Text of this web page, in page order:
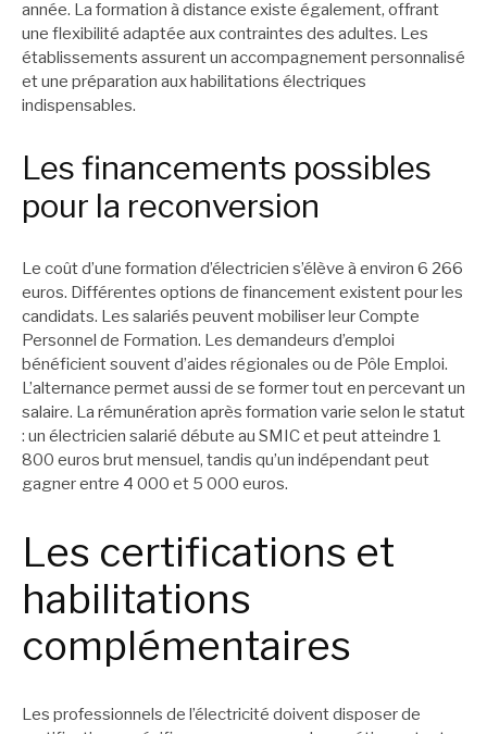
année. La formation à distance existe également, offrant
une flexibilité adaptée aux contraintes des adultes. Les
établissements assurent un accompagnement personnalisé
et une préparation aux habilitations électriques
indispensables.
Les financements possibles
pour la reconversion
Le coût d’une formation d’électricien s’élève à environ 6 266
euros. Différentes options de financement existent pour les
candidats. Les salariés peuvent mobiliser leur Compte
Personnel de Formation. Les demandeurs d’emploi
bénéficient souvent d’aides régionales ou de Pôle Emploi.
L’alternance permet aussi de se former tout en percevant un
salaire. La rémunération après formation varie selon le statut
: un électricien salarié débute au SMIC et peut atteindre 1
800 euros brut mensuel, tandis qu’un indépendant peut
gagner entre 4 000 et 5 000 euros.
Les certifications et
habilitations
complémentaires
Les professionnels de l’électricité doivent disposer de